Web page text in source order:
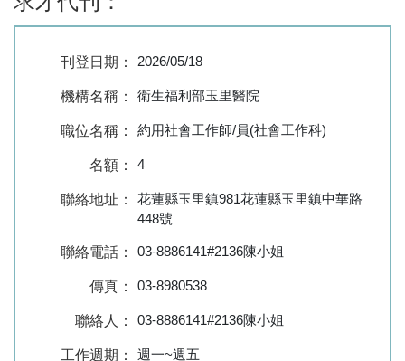
刊登日期： 2026/05/18
機構名稱： 衛生福利部玉里醫院
職位名稱： 約用社會工作師/員(社會工作科)
名額： 4
聯絡地址：
花蓮縣玉里鎮981花蓮縣玉里鎮中華路
448號
聯絡電話： 03-8886141#2136陳小姐
傳真： 03-8980538
聯絡人： 03-8886141#2136陳小姐
工作週期： 週一~週五